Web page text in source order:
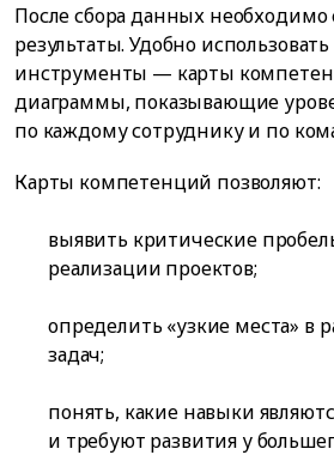
После сбора данных необходимо
результаты. Удобно
инструменты — карты
диаграммы, показывающие
по каждому сотруднику и по
Карты компетенций позволяют:
выявить критические
реализации проектов;
определить «узкие места» в
задач;
понять, какие навыки
и требуют развития у